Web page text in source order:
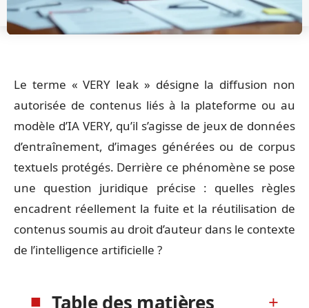
Le terme « VERY leak » désigne la diffusion non
autorisée de contenus liés à la plateforme ou au
modèle d’IA VERY, qu’il s’agisse de jeux de données
d’entraînement, d’images générées ou de corpus
textuels protégés. Derrière ce phénomène se pose
une question juridique précise : quelles règles
encadrent réellement la fuite et la réutilisation de
contenus soumis au droit d’auteur dans le contexte
de l’intelligence artificielle ?
Table des matières